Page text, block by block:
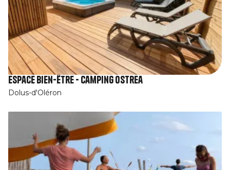
Espace bien-être - Camping Ostrea
Dolus-d'Oléron